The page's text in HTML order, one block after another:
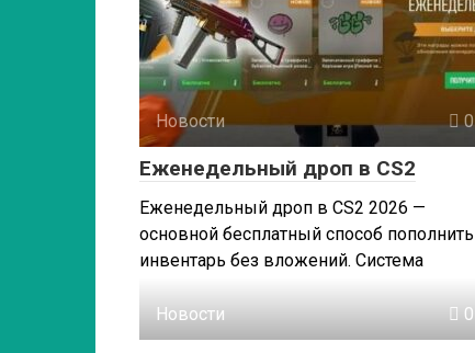
Новости 0
Еженедельный дроп в CS2
Еженедельный дроп в CS2 2026 —
основной бесплатный способ пополнить
инвентарь без вложений. Система
Новости 0